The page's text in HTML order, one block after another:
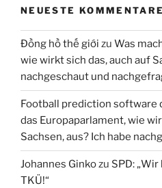
NEUESTE KOMMENTARE
Đồng hồ thế giới zu Was
wie wirkt sich das, auch auf
nachgeschaut und
Football prediction software
das Europaparlament, wie
Sachsen, aus? Ich habe
Johannes Ginkozu SPD:
TKÜ!“